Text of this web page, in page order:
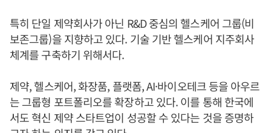
특히 단일 제약회사가 아닌 R&D 중심의 헬스케어 그룹(비
보존그룹)을 지향하고 있다. 기술 기반 헬스케어 지주회사
체계를 구축하기 위해서다.
제약, 헬스케어, 화장품, 플랫폼, AI·바이오테크 등을 아우르
는 그룹형 포트폴리오를 확장하고 있다. 이를 통해 한국에
서도 혁신 제약 스타트업이 성공할 수 있다는 것을 증명하